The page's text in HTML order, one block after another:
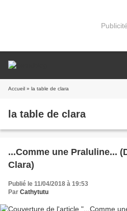
Publicité
Accueil » la table de clara
la table de clara
...Comme une Praluline...
Clara)
Publié le 11/04/2018 à 19:53
Par Cathytutu